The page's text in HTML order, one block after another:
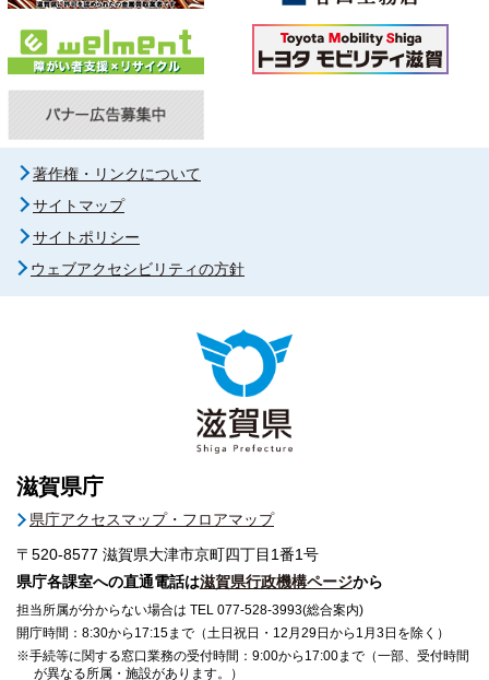
著作権・リンクについて
サイトマップ
サイトポリシー
ウェブアクセシビリティの方針
滋賀県庁
県庁アクセスマップ・フロアマップ
〒520-8577 滋賀県大津市京町四丁目1番1号
県庁各課室への直通電話は滋賀県行政機構ページから
担当所属が分からない場合は TEL 077-528-3993(総合案内)
開庁時間：8:30から17:15まで（土日祝日・12月29日から1月3日を除く）
※手続等に関する窓口業務の受付時間：9:00から17:00まで（一部、受付時間
が異なる所属・施設があります。）